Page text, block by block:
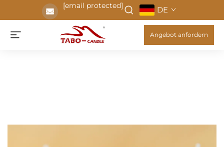
[email protected] DE
Angebot anfordern